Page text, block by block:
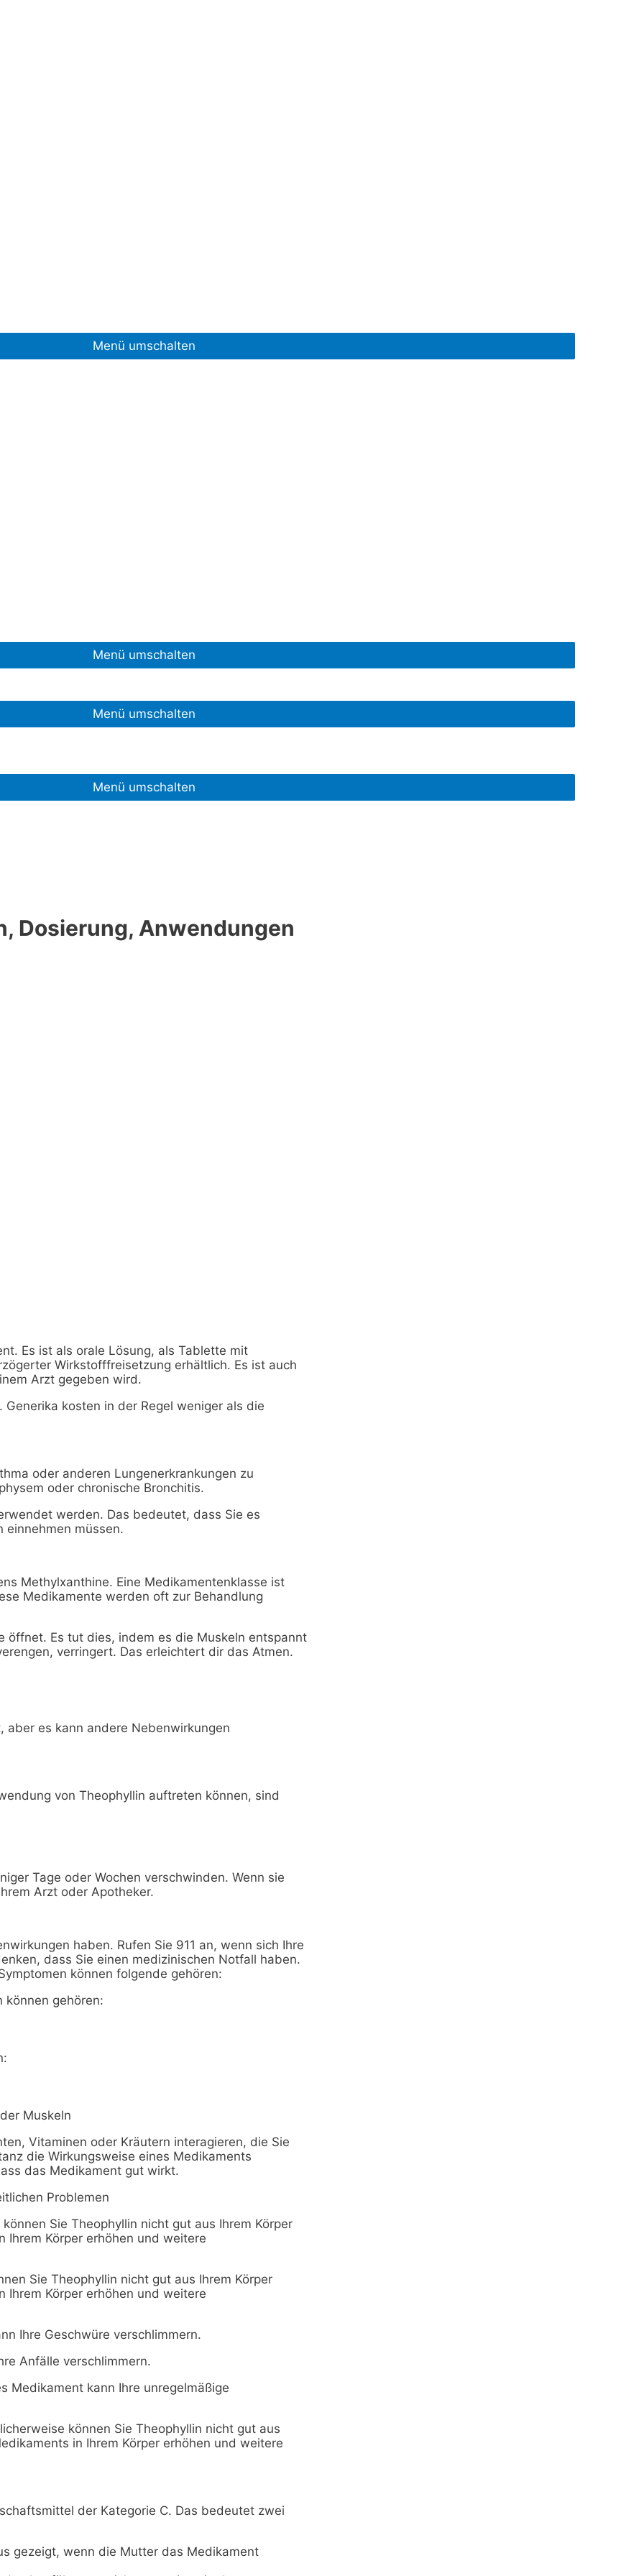
Menü umschalten
Menü umschalten
Menü umschalten
Menü umschalten
Dosierung, Anwendungen
Es ist als orale Lösung, als Tablette mit
Wirkstofffreisetzung erhältlich. Es ist auch
Arzt gegeben wird.
kosten in der Regel weniger als die
oder anderen Lungenerkrankungen zu
oder chronische Bronchitis.
werden. Das bedeutet, dass Sie es
einnehmen müssen.
Methylxanthine. Eine Medikamentenklasse ist
Medikamente werden oft zur Behandlung
Es tut dies, indem es die Muskeln entspannt
verringert. Das erleichtert dir das Atmen.
aber es kann andere Nebenwirkungen
von Theophyllin auftreten können, sind
Tage oder Wochen verschwinden. Wenn sie
Arzt oder Apotheker.
haben. Rufen Sie 911 an, wenn sich Ihre
dass Sie einen medizinischen Notfall haben.
können folgende gehören:
können gehören:
Muskeln
Vitaminen oder Kräutern interagieren, die Sie
die Wirkungsweise eines Medikaments
das Medikament gut wirkt.
Problemen
Sie Theophyllin nicht gut aus Ihrem Körper
Ihrem Körper erhöhen und weitere
Sie Theophyllin nicht gut aus Ihrem Körper
Ihrem Körper erhöhen und weitere
Ihre Geschwüre verschlimmern.
Anfälle verschlimmern.
Medikament kann Ihre unregelmäßige
können Sie Theophyllin nicht gut aus
in Ihrem Körper erhöhen und weitere
der Kategorie C. Das bedeutet zwei
gezeigt, wenn die Mutter das Medikament